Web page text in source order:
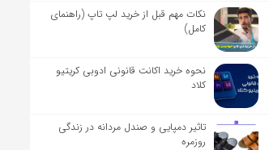
نکات مهم قبل از خرید لپ تاپ (راهنمای
کامل)
نحوه خرید اکانت قانونی ادوبی کریتیو
کلاد
تاثیر دمپایی و صندل مردانه در زندگی
روزمره